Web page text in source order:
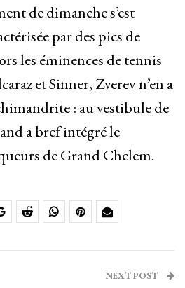
de dimanche s’est
par des pics de
les éminences de tennis
et Sinner, Zverev n’en a
: au vestibule de
a bref intégré le
de Grand Chelem.
NEXT POST